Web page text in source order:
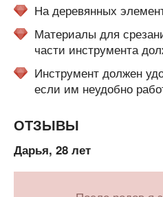
На деревянных
Материалы для
части инструмента
Инструмент должен
если им неудобно
ОТЗЫВЫ
Дарья, 28 лет